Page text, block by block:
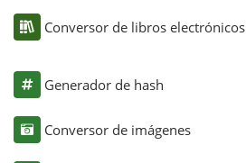
Conversor de libros electrónicos
Generador de hash
Conversor de imágenes